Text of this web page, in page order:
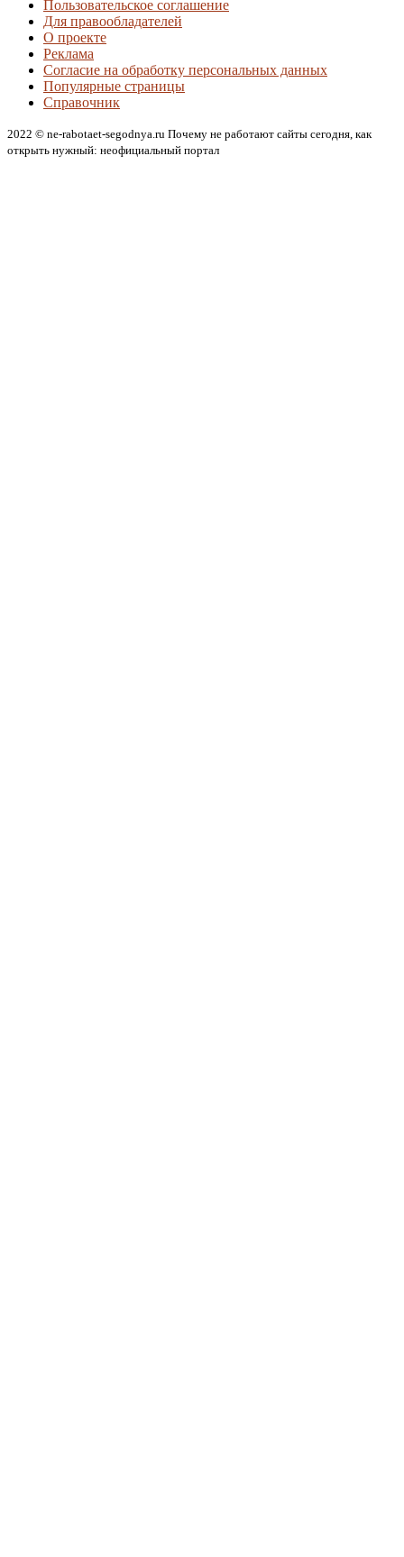
Пользовательское соглашение
Для правообладателей
О проекте
Реклама
Согласие на обработку персональных данных
Популярные страницы
Справочник
2022 © ne-rabotaet-segodnya.ru Почему не работают сайты сегодня, как
открыть нужный: неофициальный портал